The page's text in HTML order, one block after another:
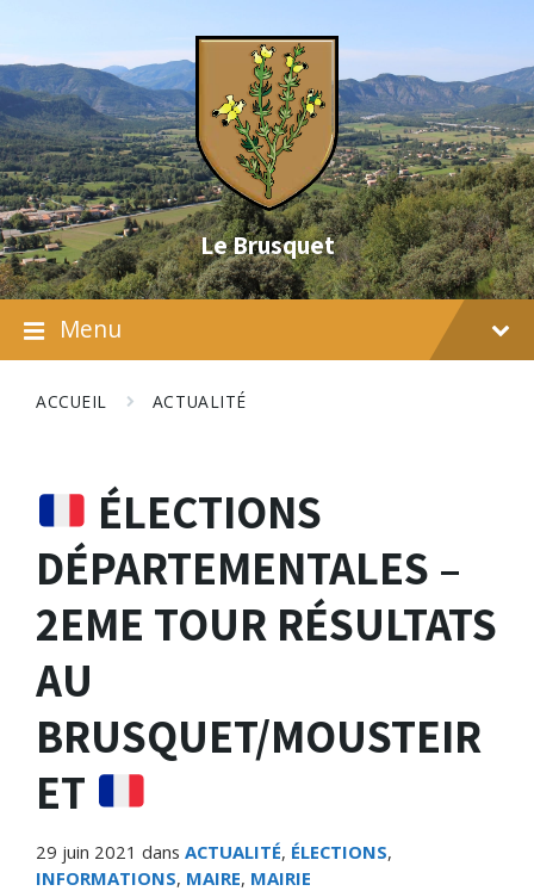
content
main
navigation
footer
Le Brusquet
Menu
ACCUEIL ACTUALITÉ
ÉLECTIONS
DÉPARTEMENTALES –
2EME TOUR RÉSULTATS
AU
BRUSQUET/MOUSTEIR
ET
29 juin 2021 dans ACTUALITÉ, ÉLECTIONS,
INFORMATIONS, MAIRE, MAIRIE